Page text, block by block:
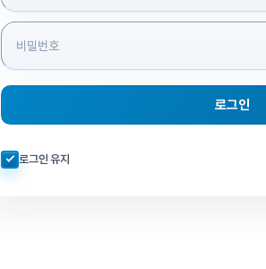
로그인
자동로그인 체크
로그인 유지